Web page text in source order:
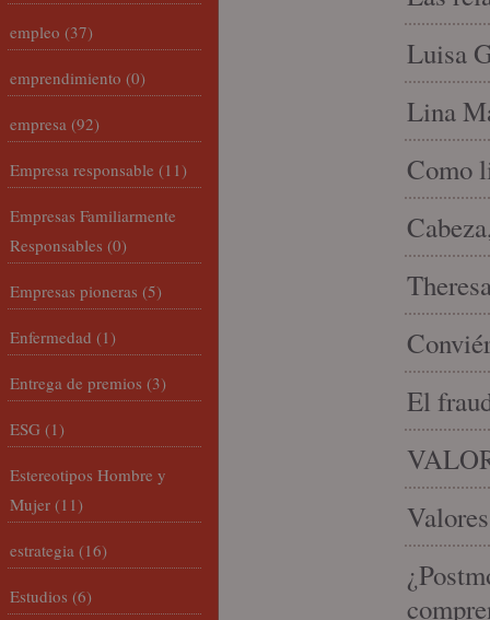
Luisa
Lina
Como
El
empleo (37)
emprendimiento (0)
empresa (92)
Empresa responsable (11)
Empresas Familiarmente
Responsables (0)
Empresas pioneras (5)
Enfermedad (1)
Entrega de premios (3)
ESG (1)
Estereotipos Hombre y
Mujer (11)
estrategia (16)
Estudios (6)